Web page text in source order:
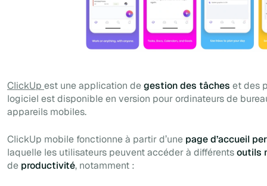
ClickUp est une application degestion des tâches et des
logiciel est disponible en version pour ordinateurs de
appareils mobiles.
ClickUp mobile fonctionne à partir d’une page d’accueil
laquelle les utilisateurs peuvent accéder à différentsoutils
de productivité, notamment :